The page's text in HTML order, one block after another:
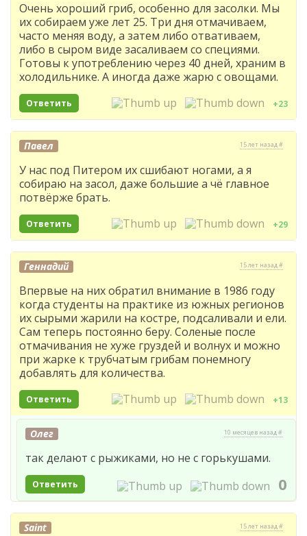
Очень хороший гриб, особенно для засолки. Мы
их собираем уже лет 25. Три дня отмачиваем,
часто меняя воду, а затем либо отвативаем,
либо в сыром виде засаливаем со специями.
Готовы к употреблению через 40 дней, храним в
холодильнике. А иногда даже жарю с овощами.
Ответить +23
Павел 15 лет назад #
У нас под Питером их сшибают ногами, а я
собираю на засол, даже большие а чё главное
потвёрже брать.
Ответить +29
Геннадий 15 лет назад #
Впервые на них обратил внимание в 1986 году
когда студенты на практике из южных регионов
их сырыми жарили на костре, подсаливали и ели.
Сам теперь постоянно беру. Соленые после
отмачивания не хуже груздей и волнух и можно
при жарке к трубчатым грибам понемногу
добавлять для количества.
Ответить +13
Олег 10 месяцев назад #
так делают с рыжиками, но не с горькушами.
Ответить 0
Saint 15 лет назад #